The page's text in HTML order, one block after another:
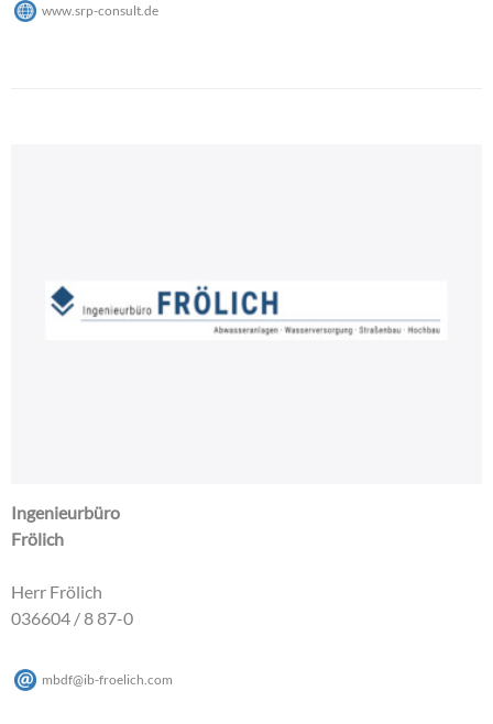
www.srp-consult.de
Ingenieurbüro
Frölich
Herr Frölich
036604 / 8 87-0
mbdf@ib-froelich.com